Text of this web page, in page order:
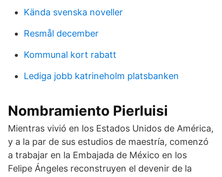
Kända svenska noveller
Resmål december
Kommunal kort rabatt
Lediga jobb katrineholm platsbanken
Nombramiento Pierluisi
Mientras vivió en los Estados Unidos de América,
y a la par de sus estudios de maestría, comenzó
a trabajar en la Embajada de México en los
Felipe Ángeles reconstruyen el devenir de la